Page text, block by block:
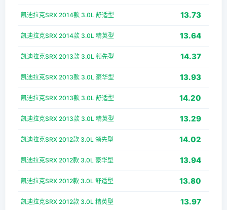
凯迪拉克SRX 2014款 3.0L 舒适型 13.73
凯迪拉克SRX 2014款 3.0L 精英型 13.64
凯迪拉克SRX 2013款 3.0L 领先型 14.37
凯迪拉克SRX 2013款 3.0L 豪华型 13.93
凯迪拉克SRX 2013款 3.0L 舒适型 14.20
凯迪拉克SRX 2013款 3.0L 精英型 13.29
凯迪拉克SRX 2012款 3.0L 领先型 14.02
凯迪拉克SRX 2012款 3.0L 豪华型 13.94
凯迪拉克SRX 2012款 3.0L 舒适型 13.80
凯迪拉克SRX 2012款 3.0L 精英型 13.97